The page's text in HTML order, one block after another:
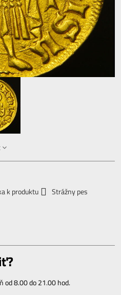
k produktu
Strážny pes
od 8.00 do 21.00 hod.